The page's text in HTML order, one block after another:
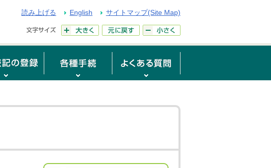
読み上げる English サイトマップ(Site Map)